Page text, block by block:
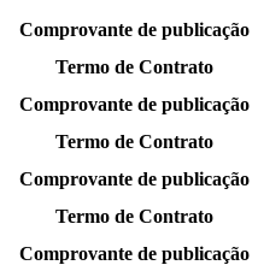
Comprovante de publicação
Termo de Contrato
Comprovante de publicação
Termo de Contrato
Comprovante de publicação
Termo de Contrato
Comprovante de publicação